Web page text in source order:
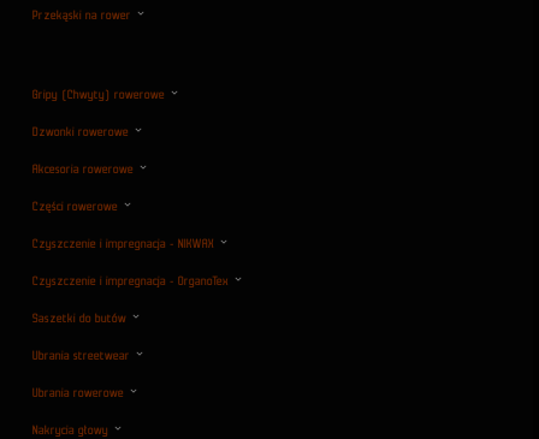
Przekąski na rower
Gripy (Chwyty) rowerowe
Dzwonki rowerowe
Akcesoria rowerowe
Części rowerowe
Czyszczenie i impregnacja - NIKWAX
Czyszczenie i impregnacja - OrganoTex
Saszetki do butów
Ubrania streetwear
Ubrania rowerowe
Nakrycia głowy